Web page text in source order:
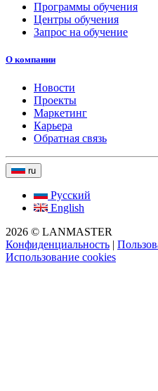
Программы обучения
Центры обучения
Запрос на обучение
О компании
Новости
Проекты
Маркетинг
Карьера
Обратная связь
ru
Русский
English
2026 © LANMASTER
Конфиденциальность |
Использование cookies